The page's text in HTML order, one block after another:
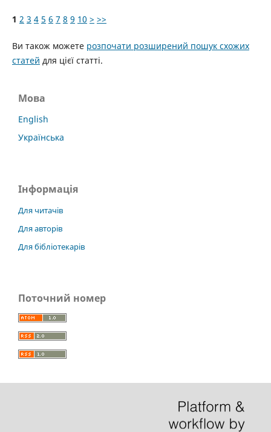
1 2 3 4 5 6 7 8 9 10 > >>
Ви також можете розпочати розширений пошук схожих
статей для цієї статті.
Мова
English
Українська
Інформація
Для читачів
Для авторів
Для бібліотекарів
Поточний номер